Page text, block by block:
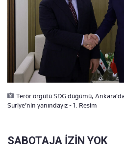
Terör örgütü SDG düğümü,
Suriye’nin yanındayız - 1. Resim
SABOTAJA İZİN YOK